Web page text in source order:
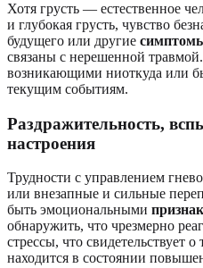
Хотя грусть — естественное
и глубокая грусть, чувство
будущего или другие
связаны с нерешенной
возникающими ниоткуда или
текущим событиям.
Раздражительность,
настроения
Трудности с управлением
или внезапные и сильные
быть эмоциональными
обнаружить, что чрезмерно
стрессы, что свидетельствует
находится в состоянии